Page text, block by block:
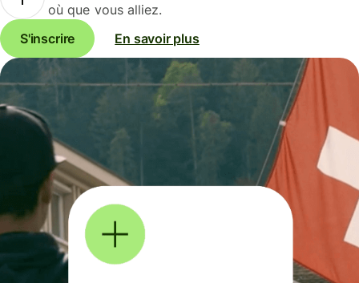
où que vous alliez.
S'inscrire
En savoir plus